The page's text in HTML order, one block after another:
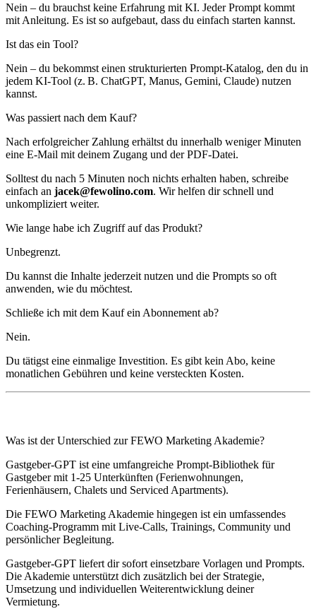
Nein – du brauchst keine Erfahrung mit KI. Jeder Prompt kommt
mit Anleitung. Es ist so aufgebaut, dass du einfach starten kannst.
Ist das ein Tool?
Nein – du bekommst einen strukturierten Prompt-Katalog, den du in
jedem KI-Tool (z. B. ChatGPT, Manus, Gemini, Claude) nutzen
kannst.
Was passiert nach dem Kauf?
Nach erfolgreicher Zahlung erhältst du innerhalb weniger Minuten
eine E-Mail mit deinem Zugang und der PDF-Datei.
Solltest du nach 5 Minuten noch nichts erhalten haben, schreibe
einfach an jacek@fewolino.com. Wir helfen dir schnell und
unkompliziert weiter.
Wie lange habe ich Zugriff auf das Produkt?
Unbegrenzt.
Du kannst die Inhalte jederzeit nutzen und die Prompts so oft
anwenden, wie du möchtest.
Schließe ich mit dem Kauf ein Abonnement ab?
Nein.
Du tätigst eine einmalige Investition. Es gibt kein Abo, keine
monatlichen Gebühren und keine versteckten Kosten.
Was ist der Unterschied zur FEWO Marketing Akademie?
Gastgeber-GPT ist eine umfangreiche Prompt-Bibliothek für
Gastgeber mit 1-25 Unterkünften (Ferienwohnungen,
Ferienhäusern, Chalets und Serviced Apartments).
Die FEWO Marketing Akademie hingegen ist ein umfassendes
Coaching-Programm mit Live-Calls, Trainings, Community und
persönlicher Begleitung.
Gastgeber-GPT liefert dir sofort einsetzbare Vorlagen und Prompts.
Die Akademie unterstützt dich zusätzlich bei der Strategie,
Umsetzung und individuellen Weiterentwicklung deiner
Vermietung.